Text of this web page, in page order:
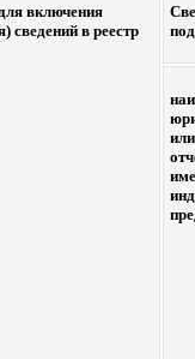
включения
сведений в реестр